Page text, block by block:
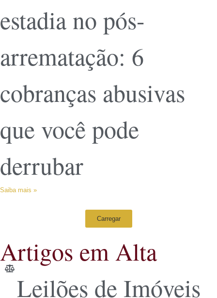
estadia no pós-
arrematação: 6
cobranças abusivas
que você pode
derrubar
Saiba mais »
Carregar
Artigos em Alta
Leilões de Imóveis